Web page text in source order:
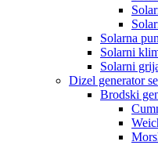
Solarna
Solarni
Solarni
Dizel generator
Brodski